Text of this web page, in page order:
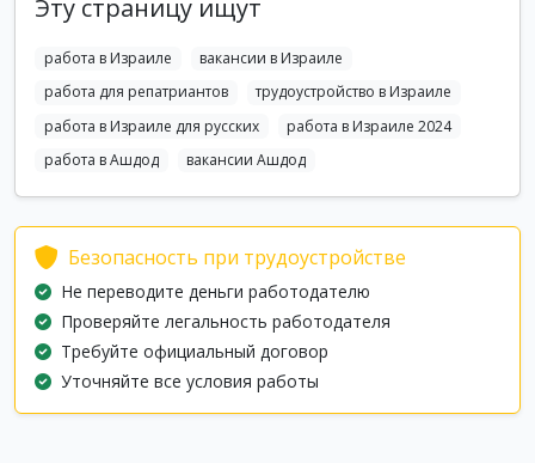
Эту страницу ищут
работа в Израиле
вакансии в Израиле
работа для репатриантов
трудоустройство в Израиле
работа в Израиле для русских
работа в Израиле 2024
работа в Ашдод
вакансии Ашдод
Безопасность при трудоустройстве
Не переводите деньги работодателю
Проверяйте легальность работодателя
Требуйте официальный договор
Уточняйте все условия работы